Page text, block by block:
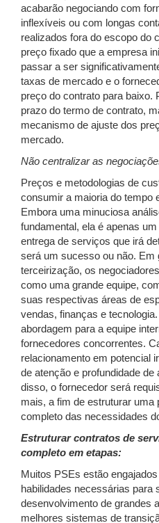
acabarão negociando com
inflexíveis ou com longas
realizados fora do escopo do
preço fixado que a empresa
passar a ser
taxas de mercado e o
preço do contrato para baixo.
prazo do termo de contrato,
mecanismo de ajuste dos
mercado.
Não centralizar as
Preços e metodologias de
consumir a maioria do tempo
Embora uma minuciosa
fundamental, ela é apenas
entrega de serviços que irá
será um sucesso ou não. Em
terceirização, os
como uma grande equipe,
suas respectivas áreas de
vendas, finanças e
abordagem para a equipe
fornecedores concorrentes.
relacionamento em potencial
de atenção e profundidade
disso, o fornecedor será
mais, a fim de estruturar uma
completo das necessidades
Estruturar contratos de
completo em etapas:
Muitos PSEs estão
habilidades necessárias para
desenvolvimento de grandes
melhores sistemas de